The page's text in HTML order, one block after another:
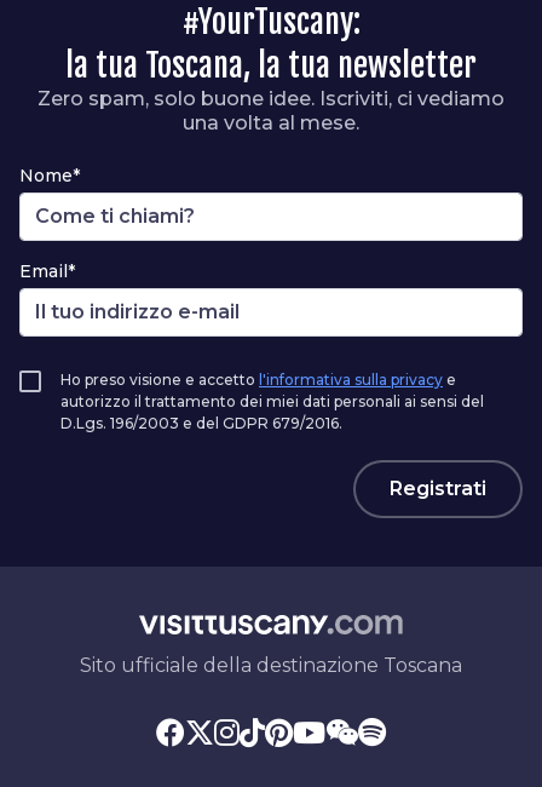
#YourTuscany:
la tua Toscana, la tua newsletter
Zero spam, solo buone idee. Iscriviti, ci vediamo
una volta al mese.
Nome*
Email*
Ho preso visione e accetto l'informativa sulla privacy e
autorizzo il trattamento dei miei dati personali ai sensi del
D.Lgs. 196/2003 e del GDPR 679/2016.
Registrati
Sito ufficiale della destinazione Toscana